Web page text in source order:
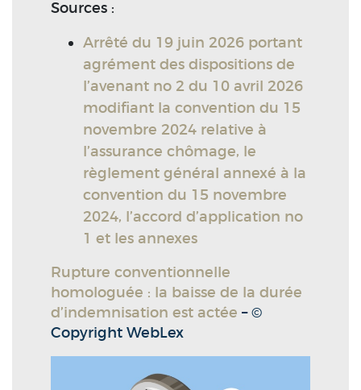
Sources :
Arrêté du 19 juin 2026 portant
agrément des dispositions de
l’avenant no 2 du 10 avril 2026
modifiant la convention du 15
novembre 2024 relative à
l’assurance chômage, le
règlement général annexé à la
convention du 15 novembre
2024, l’accord d’application no
1 et les annexes
Rupture conventionnelle
homologuée : la baisse de la durée
d’indemnisation est actée – ©
Copyright WebLex